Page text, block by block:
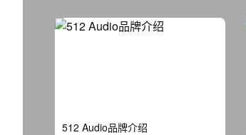
512 Audio品牌介绍